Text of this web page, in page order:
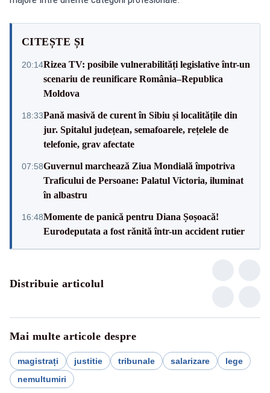
CITEȘTE ȘI
20:14Rizea TV: posibile vulnerabilități legislative într-un
scenariu de reunificare România–Republica
Moldova
18:33Pană masivă de curent în Sibiu și localitățile din
jur. Spitalul județean, semafoarele, rețelele de
telefonie, grav afectate
07:58Guvernul marchează Ziua Mondială împotriva
Traficului de Persoane: Palatul Victoria, iluminat
în albastru
16:48Momente de panică pentru Diana Șoșoacă!
Eurodeputata a fost rănită într-un accident rutier
Distribuie articolul
Mai multe articole despre
magistrați justitie tribunale salarizare
lege
nemultumiri